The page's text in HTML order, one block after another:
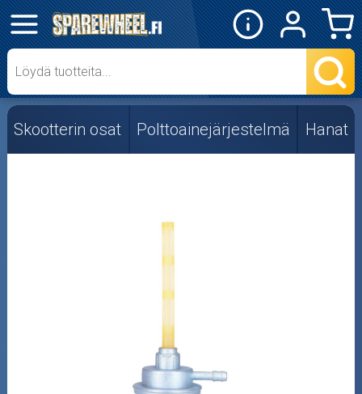
✕
Mopon osat
Skootterin osat
Crossipyörän osat
Moottorikelkan osat
Puutarha ja metsä
Skootterin osat Polttoainejärjestelmä Hanat